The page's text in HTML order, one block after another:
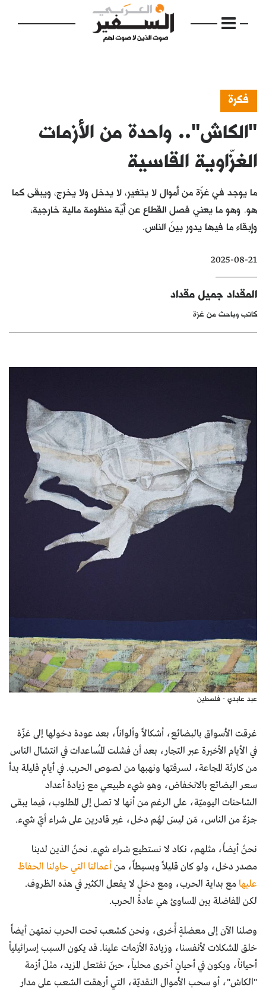
الرئيسية
مواضيع
فكرة
دفاتر
بالصورة
كتّابنا
فكرة
"الكاش".. واحدة من الأزمات
الغزّاوية القاسية
ما يوجد في غزّة من أموال لا يتغير، لا يدخل ولا يخرج، ويبقى كما
هو. وهو ما يعني فصل القطاع عن أيّة منظومة مالية خارجية،
وإبقاء ما فيها يدور بينَ الناس.
2025-08-21
المقداد جميل مقداد
كاتب وباحث من غزة
عبد عابدي - فلسطين
غرقت الأسواق بالبضائع، أشكالاً وألواناً، بعد عودة دخولها إلى غزّة
في الأيام الأخيرة عبر التجار، بعد أن فشلت المُساعدات في انتشال الناس
من كارثة المجاعة، لسرقتها ونهبها من لصوص الحرب. في أيامٍ قليلة بدأ
سعر البضائع بالانخفاض، وهو شيء طبيعي مع زيادة أعداد
الشاحنات اليوميّة، على الرغم من أنها لا تصل إلى المطلوب، فيما يبقى
جزءٌ من الناس، مَن ليسَ لهُم دخل، غير قادرين على شراء أيّ شيء.
نحنُ أيضاً، مثلهم، نكاد لا نستطيع شراء شيء. نحنُ الذين لدينا
مصدر دخل، ولو كان قليلاً وبسيطاً، منأعمالنا التي حاولنا الحفاظ
عليها مع بداية الحرب، ومع دخلٍ لا يفعل الكثير في هذه الظروف.
لكن المفاضلة بين المساوئ هي عادةُ الحرب.
وصلنا الآن إلى معضلةٍ أُخرى، ونحن كشعب تحت الحرب نمتهن أيضاً
خلق المشكلات لأنفسنا، وزيادة الأزمات علينا. قد يكون السبب إسرائيلياً
أحياناً، ويكون في أحيانٍ أخرى محلياً، حينَ نفتعل المزيد، مثلَ أزمة
"الكاش"، أو سحب الأموال النقديّة، التي أرهقت الشعب على مدار